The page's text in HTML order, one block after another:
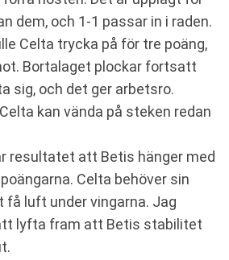
dem, och 1-1 passar in i raden.
Celta trycka på för tre poäng,
Bortalaget plockar fortsatt
sig, och det ger arbetsro.
kan vända på steken redan
resultatet att Betis hänger med
Celta behöver sin
luft under vingarna. Jag
lyfta fram att Betis stabilitet